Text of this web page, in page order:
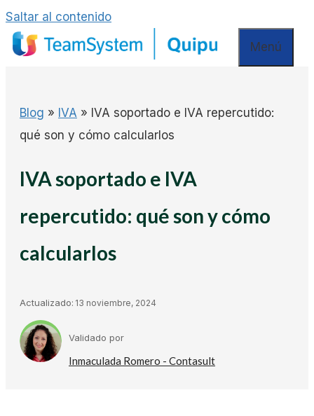
Saltar al contenido
Menú
Blog » IVA » IVA soportado e IVA repercutido:
qué son y cómo calcularlos
IVA soportado e IVA
repercutido: qué son y cómo
calcularlos
Actualizado: 13 noviembre, 2024
Validado por
Inmaculada Romero - Contasult